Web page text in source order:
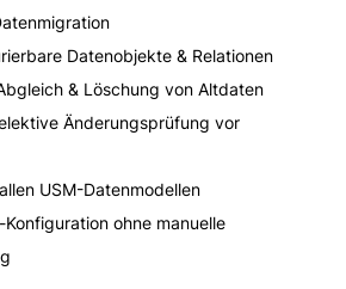
Datenobjekte & Relationen
& Löschung von Altdaten
Änderungsprüfung vor
USM-Datenmodellen
Konfiguration ohne manuelle